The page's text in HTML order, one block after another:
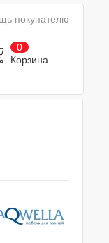
0
Корзина
покупателю